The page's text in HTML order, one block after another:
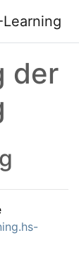
Learning
der